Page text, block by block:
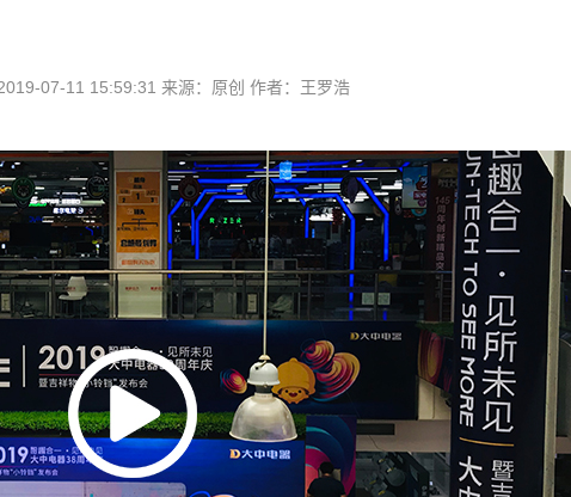
07-11 15:59:31 来源：原创 作者：王罗浩